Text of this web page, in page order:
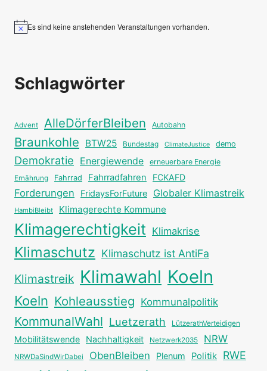
HinweisEs sind keine anstehenden Veranstaltungen vorhanden.
Schlagwörter
Advent AlleDörferBleiben Autobahn
Braunkohle BTW25 Bundestag ClimateJustice demo
Demokratie Energiewende erneuerbare Energie
Ernährung Fahrrad Fahrradfahren FCKAFD
Forderungen FridaysForFuture Globaler Klimastreik
HambiBleibt Klimagerechte Kommune
Klimagerechtigkeit Klimakrise
Klimaschutz Klimaschutz ist AntiFa
Klimastreik Klimawahl Koeln
Koeln Kohleausstieg Kommunalpolitik
KommunalWahl Luetzerath LützerathVerteidigen
Mobilitätswende Nachhaltigkeit Netzwerk2035 NRW
NRWDaSindWirDabei ObenBleiben Plenum Politik RWE